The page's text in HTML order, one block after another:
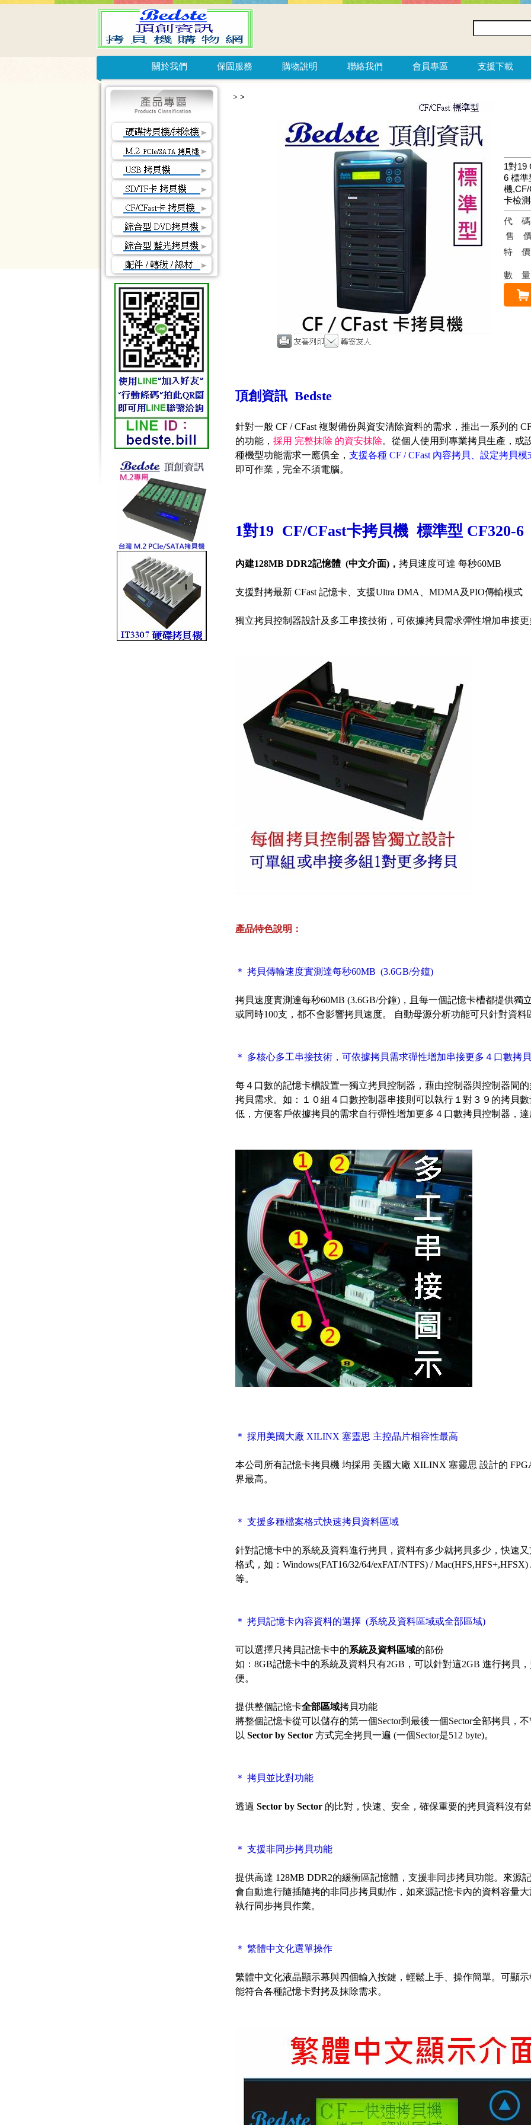
關於我們 保固服務 購物說明 聯絡我們 會員專區 支援下載
> >
1對19
6 標準
機
卡檢
代
售
特
數
頂創資訊 Bedste
針對一般 CF / CFast 複製備份與資安清除資料的需求，推出一系列的
的功能， 採用 完整抹除 的資安抹除。從個人使用到專業拷貝生產，或
種機型功能需求一應俱全， 支援各種 CF / CFast 內容拷貝、設定拷貝
即可作業，完全不須電腦。
1對19 CF/CFast卡拷貝機 標準型 CF320-6
內建128MB DDR2記憶體 (中文介面)， 拷貝速度可達 每秒60MB
支援對拷最新 CFast 記憶卡、支援Ultra DMA、MDMA及PIO傳輸模式
獨立拷貝控制器設計及多工串接技術，可依據拷貝需求彈性增加串接
產品特色說明：
＊ 拷貝傳輸速度實測達每秒60MB (3.6GB/分鐘)
拷貝速度實測達每秒60MB (3.6GB/分鐘)，且每一個記憶卡槽都提供獨
或同時100支，都不會影響拷貝速度。 自動母源分析功能可只針對資料
＊ 多核心多工串接技術，可依據拷貝需求彈性增加串接更多４口數拷
每４口數的記憶卡槽設置一獨立拷貝控制器，藉由控制器與控制器間
拷貝需求。如：１０組４口數控制器串接則可以執行１對３９的拷貝
低，方便客戶依據拷貝的需求自行彈性增加更多４口數拷貝控制器，達
＊ 採用美國大廠 XILINX 塞靈思 主控晶片相容性最高
本公司所有記憶卡拷貝機 均採用 美國大廠 XILINX 塞靈思 設計的
界最高。
＊ 支援多種檔案格式快速拷貝資料區域
針對記憶卡中的系統及資料進行拷貝，資料有多少就拷貝多少，快速
格式，如：Windows(FAT16/32/64/exFAT/NTFS) /
等。
＊ 拷貝記憶卡內容資料的選擇 (系統及資料區域或全部區域)
可以選擇只拷貝記憶卡中的系統及資料區域的部份
如：8GB記憶卡中的系統及資料只有2GB，可以針對這2GB 進行拷貝
便。
提供整個記憶卡全部區域拷貝功能
將整個記憶卡從可以儲存的第一個Sector到最後一個Sector全部拷貝，
以 Sector by Sector 方式完全拷貝一遍 (一個Sector是512 byte)。
＊ 拷貝並比對功能
透過 Sector by Sector 的比對，快速、安全，確保重要的拷貝資料沒有錯
＊ 支援非同步拷貝功能
提供高達 128MB DDR2的緩衝區記憶體，支援非同步拷貝功能。來源
會自動進行隨插隨拷的非同步拷貝動作，如來源記憶卡內的資料容量
執行同步拷貝作業。
＊ 繁體中文化選單操作
繁體中文化液晶顯示幕與四個輸入按鍵，輕鬆上手、操作簡單。可顯
能符合各種記憶卡對拷及抹除需求。